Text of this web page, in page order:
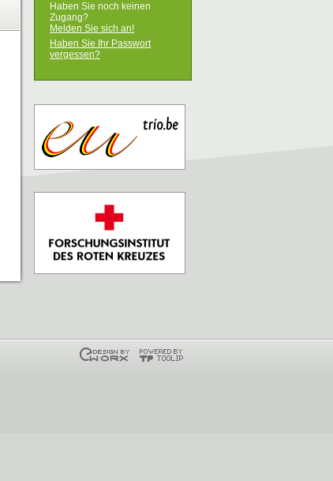
Haben Sie noch keinen
Zugang?
Melden Sie sich an!
Haben Sie Ihr Passwort
vergessen?